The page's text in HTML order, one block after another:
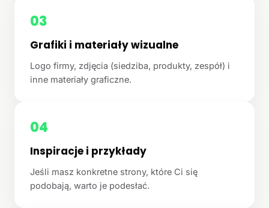
03
Grafiki i materiały wizualne
Logo firmy, zdjęcia (siedziba, produkty, zespół) i
inne materiały graficzne.
04
Inspiracje i przykłady
Jeśli masz konkretne strony, które Ci się
podobają, warto je podesłać.